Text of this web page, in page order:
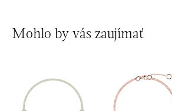
Mohlo by vás zaujímať